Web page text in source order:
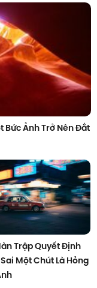
Bức Ảnh Trở Nên Đắt
Trập Quyết Định
Một Chút Là Hỏng